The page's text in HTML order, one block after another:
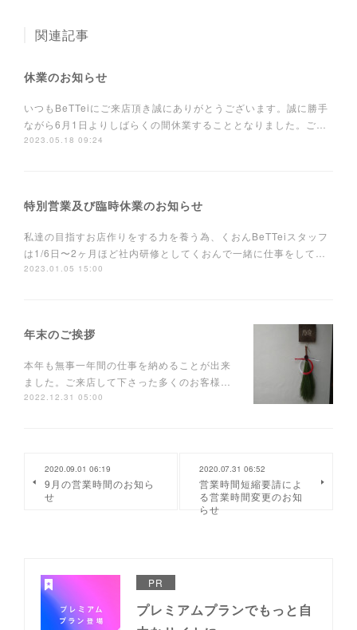
関連記事
休業のお知らせ
いつもBeTTeiにご来店頂き誠にありがとうございます。誠に勝手
ながら6月1日よりしばらくの間休業することとなりました。ご…
2023.05.18 09:24
特別営業及び臨時休業のお知らせ
私達の目指すお店作りをする力を養う為、くおんBeTTeiスタッフ
は1/6日〜2ヶ月ほど社内研修としてくおんで一緒に仕事をして…
2023.01.05 15:00
年末のご挨拶
本年も無事一年間の仕事を納めることが出来
ました。ご来店して下さった多くのお客様…
2022.12.31 05:00
2020.09.01 06:19
9月の営業時間のお知ら
せ
2020.07.31 06:52
営業時間短縮要請によ
る営業時間変更のお知
らせ
PR
プレミアムプランでもっと自